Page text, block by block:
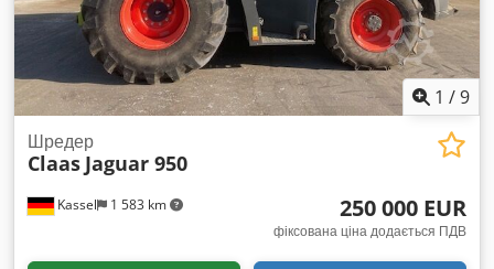
1 /9
Kassel 1 583 km
Шредер
Claas Jaguar 950
250 000 EUR
фіксована ціна додається ПДВ